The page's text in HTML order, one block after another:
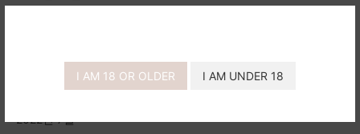
I AM 18 OR OLDER I AM UNDER 18
2022년 7월